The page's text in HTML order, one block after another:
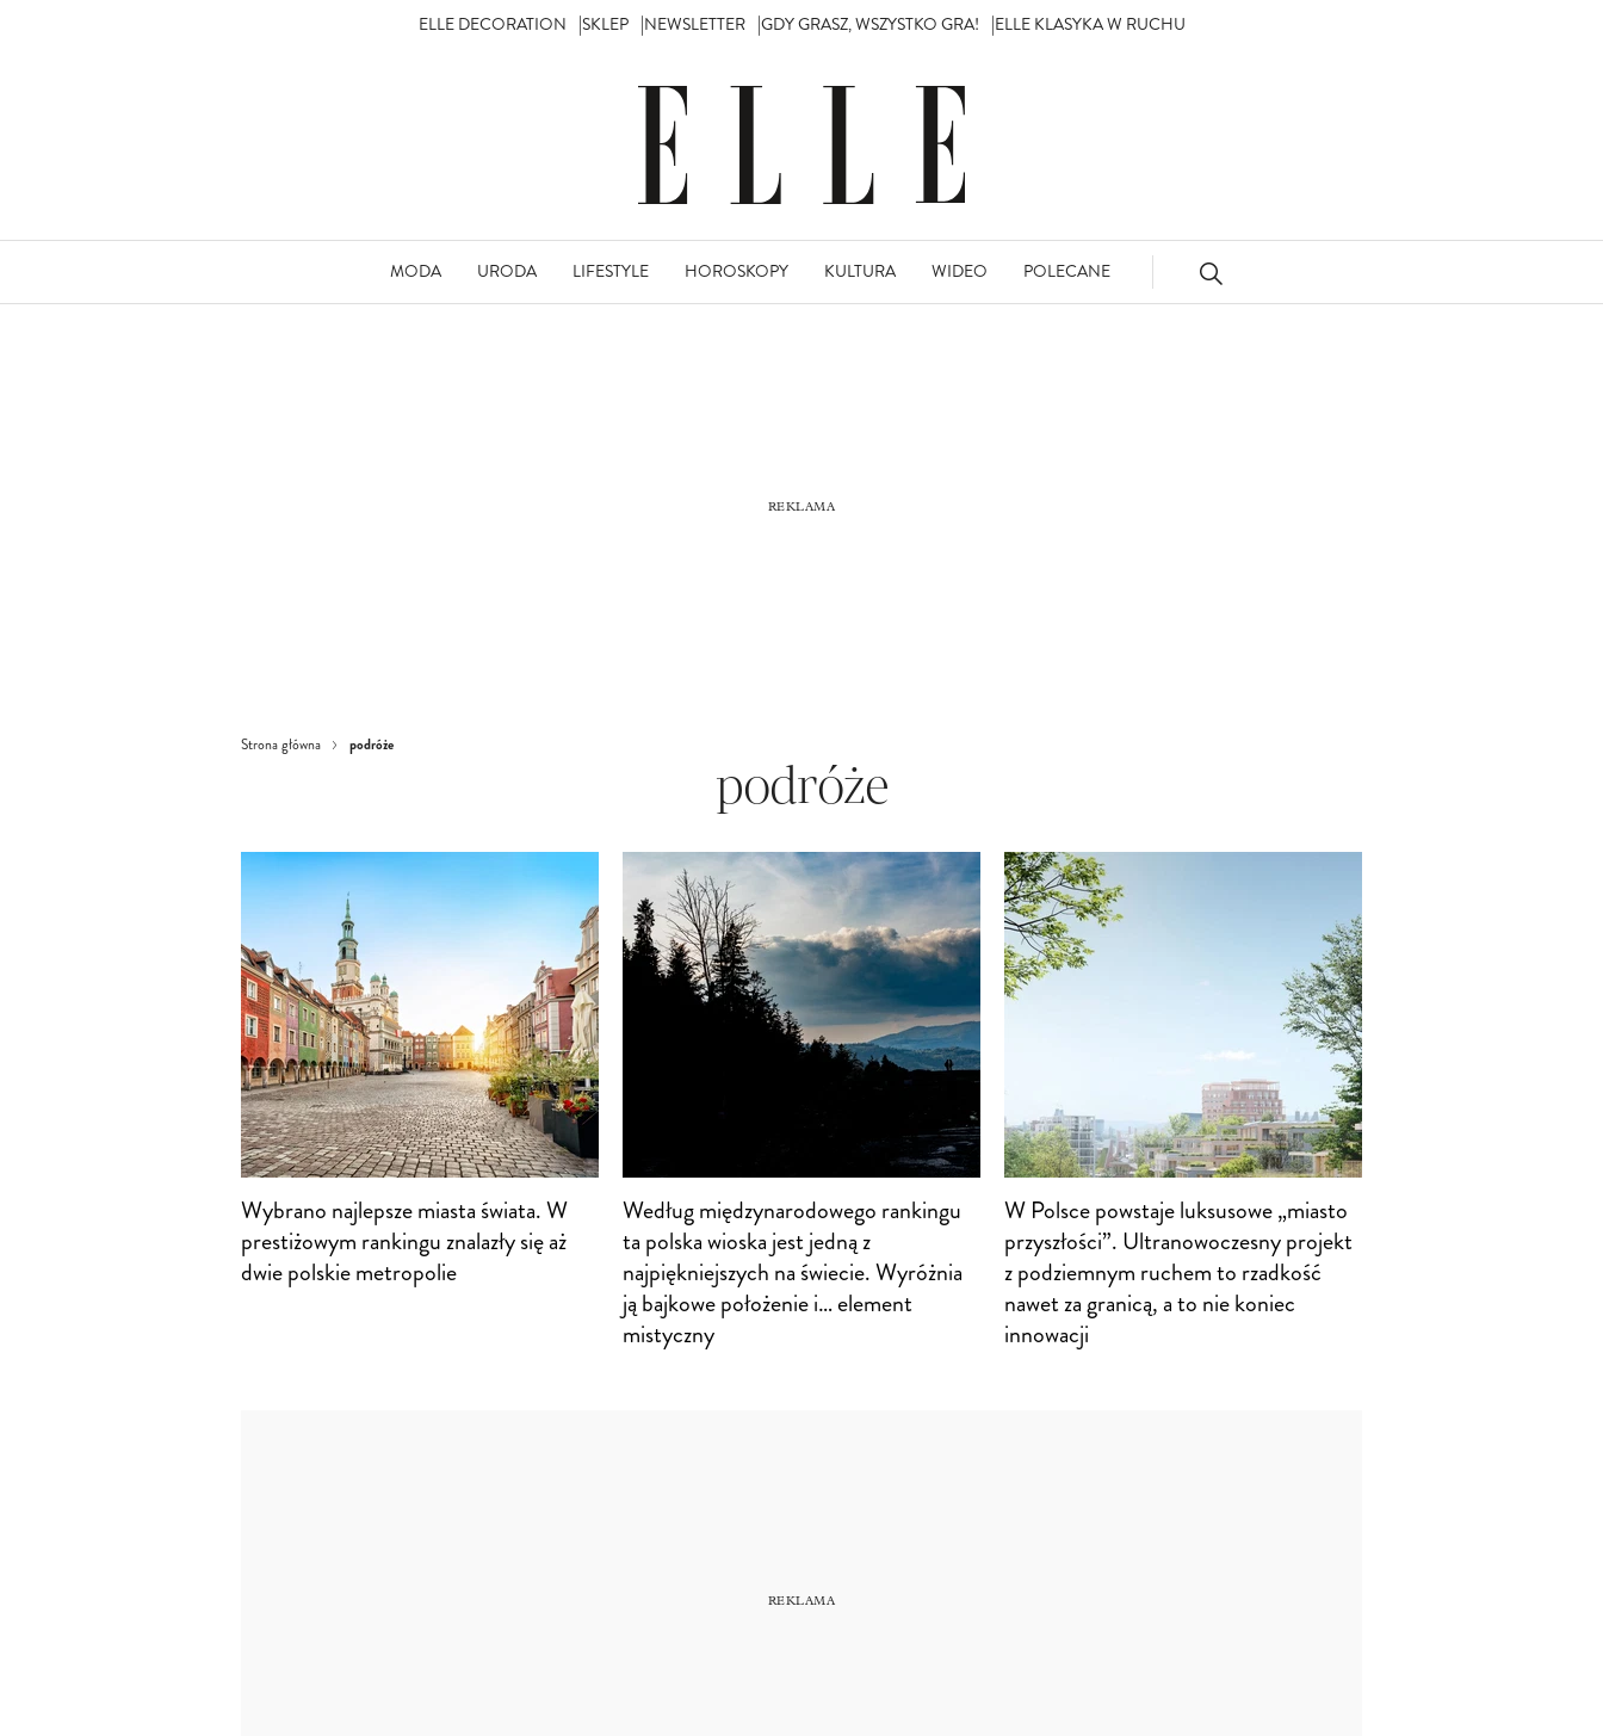
ELLE DECORATION SKLEP NEWSLETTER GDY GRASZ, WSZYSTKO GRA! ELLE KLASYKA W RUCHU
MODA URODA LIFESTYLE HOROSKOPY KULTURA WIDEO POLECANE
Strona główna podróże
podróże
Wybrano najlepsze miasta świata. W
prestiżowym rankingu znalazły się aż
dwie polskie metropolie
Według międzynarodowego rankingu
ta polska wioska jest jedną z
najpiękniejszych na świecie. Wyróżnia
ją bajkowe położenie i… element
mistyczny
W Polsce powstaje luksusowe „miasto
przyszłości”. Ultranowoczesny projekt
z podziemnym ruchem to rzadkość
nawet za granicą, a to nie koniec
innowacji